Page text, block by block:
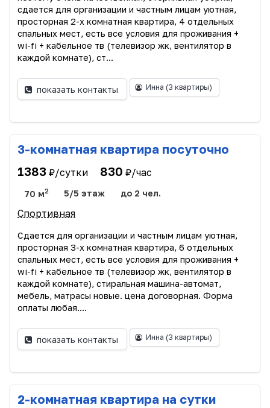
сдается для организации и частным лицам уютная,
просторная 2-х комнатная квартира, 4 отдельных
спальных мест, есть все условия для проживания +
wi-fi + кабельное тв (телевизор жк, вентилятор в
каждой комнате), ст...
показать контакты Инна (3 квартиры)
3-комнатная квартира посуточно
1383 ₽/сутки 830 ₽/час
70 м2 5/5 этаж до 2 чел.
Спортивная
Сдается для организации и частным лицам уютная,
просторная 3-х комнатная квартира, 6 отдельных
спальных мест, есть все условия для проживания +
wi-fi + кабельное тв (телевизор жк, вентилятор в
каждой комнате), стиральная машина-автомат,
мебель, матрасы новые. цена договорная. Форма
оплаты любая....
показать контакты Инна (3 квартиры)
2-комнатная квартира на сутки